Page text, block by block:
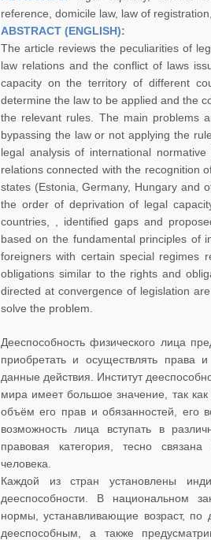
reference, domicile law, law of
ABSTRACT (ENGLISH):
The article reviews the peculiarities of
law relations and the conflict of laws
capacity on the territory of different
determine the law to be applied and the
the relevant rules. The main problems
bypassing the law or not applying the
legal analysis of international
relations connected with the recognition
states (Estonia, Germany, Hungary and
the order of deprivation of legal
countries, , identified gaps and
based on the fundamental principles of
foreigners with certain special regimes
obligations similar to the rights and
directed at convergence of legislation
solve the problem.
Дееспособность физического лица
приобретать и осуществлять права
данные действия. Институт
мира имеет большое значение, так как
объём его прав и обязанностей, его
возможность лица вступать в
правовая категория, тесно
человека.
Каждой из стран установлены
дееспособности. В национальном
нормы, устанавливающие возраст, по
дееспособным, а также